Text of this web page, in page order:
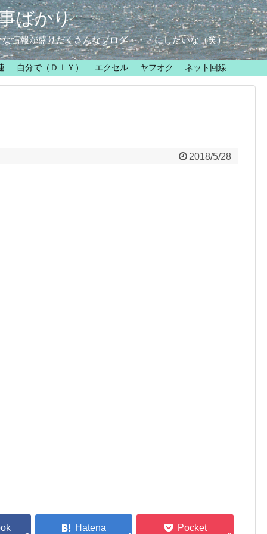
ばかり
情報が盛りだくさんなブログ・・・にしたいな（笑）
自分で（ＤＩＹ） エクセル ヤフオク ネット回線
2018/5/28